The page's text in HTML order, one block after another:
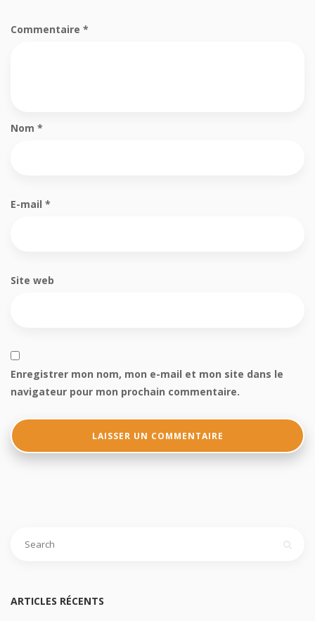
Commentaire *
Nom *
E-mail *
Site web
Enregistrer mon nom, mon e-mail et mon site dans le
navigateur pour mon prochain commentaire.
ARTICLES RÉCENTS